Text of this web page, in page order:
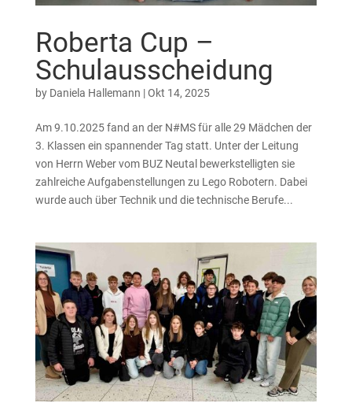
Roberta Cup –
Schulausscheidung
by Daniela Hallemann |Okt 14, 2025
Am 9.10.2025 fand an der N#MS für alle 29 Mädchen der
3. Klassen ein spannender Tag statt. Unter der Leitung
von Herrn Weber vom BUZ Neutal bewerkstelligten sie
zahlreiche Aufgabenstellungen zu Lego Robotern. Dabei
wurde auch über Technik und die technische Berufe...